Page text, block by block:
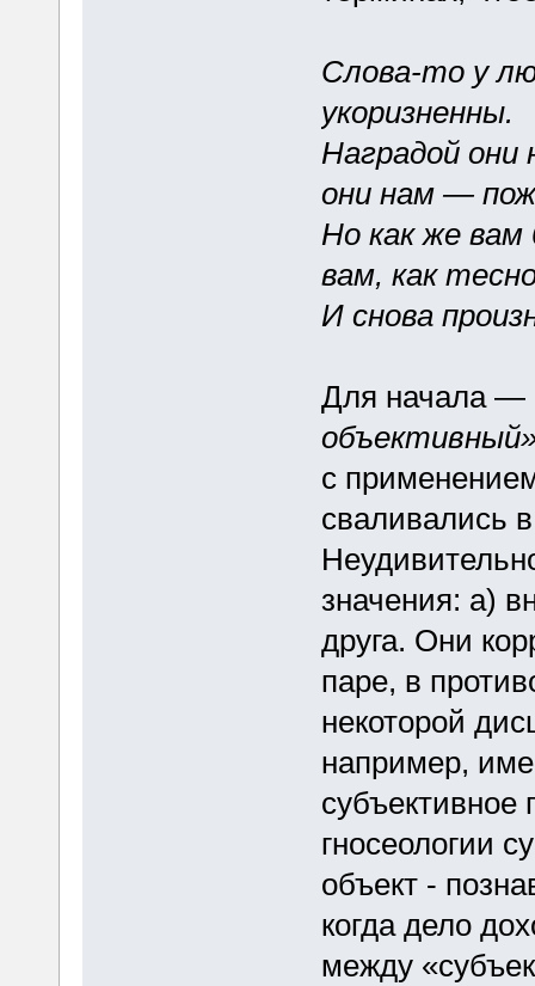
Слова-то у
укоризненны.
Наградой
они нам —
Но как же вам
вам, как
И снова
Для начала —
с
сваливались
значения: а)
друга. Они
паре, в
некоторой
например,
субъективное
гносеологии
объект -
когда дело
между